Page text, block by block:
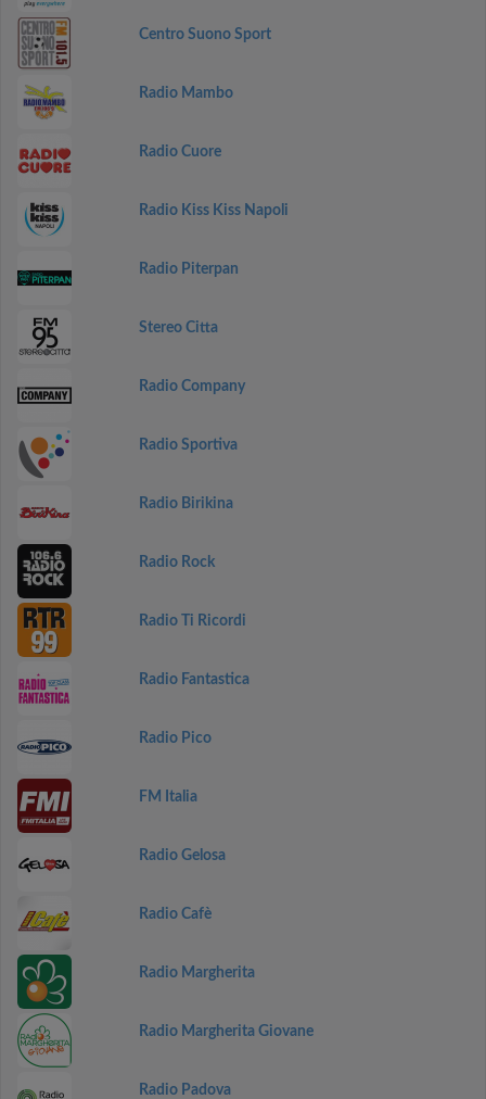
Centro Suono Sport
Radio Mambo
Radio Cuore
Radio Kiss Kiss Napoli
Radio Piterpan
Stereo Citta
Radio Company
Radio Sportiva
Radio Birikina
Radio Rock
Radio Ti Ricordi
Radio Fantastica
Radio Pico
FM Italia
Radio Gelosa
Radio Cafè
Radio Margherita
Radio Margherita Giovane
Radio Padova